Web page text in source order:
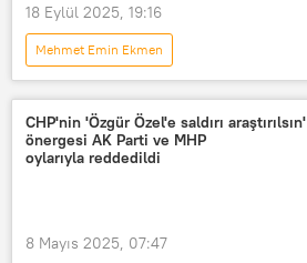
18 Eylül 2025, 19:16
Mehmet Emin Ekmen
MUSTAFA HOŞ İLE YOL ARKADAŞI
Demokrasi ve Atılım Partisi (DEVA)
SDG
Meclis
CHP'nin 'Özgür Özel'e saldırı araştırılsın'
önergesi AK Parti ve MHP
oylarıyla reddedildi
8 Mayıs 2025, 07:47